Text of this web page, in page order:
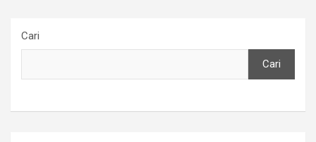
Cari
Cari